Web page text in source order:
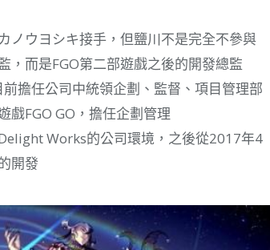
ノウヨシキ接手，但鹽川不是完全不參與
，而是FGO第二部遊戲之後的開發總監
擔任公司中統領企劃、監督、項目管理部
戲FGO GO，擔任企劃管理
Works的公司環境，之後從2017年4
開發